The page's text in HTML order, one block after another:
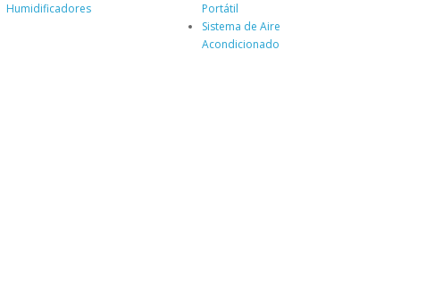
Humidificadores
Portátil
Sistema de Aire
Acondicionado